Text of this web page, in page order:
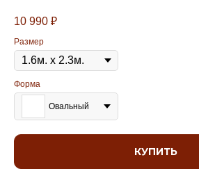
10 990 ₽
Размер
Форма
Овальный
КУПИТЬ